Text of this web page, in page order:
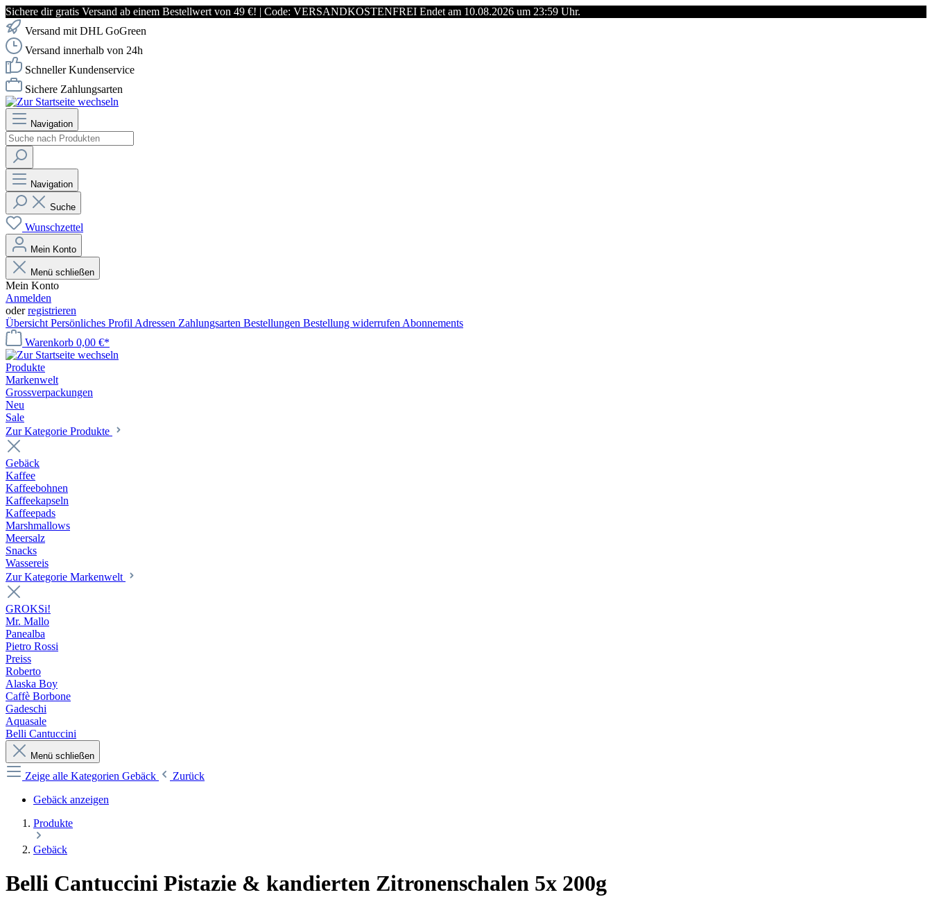
Sichere dir gratis Versand ab einem Bestellwert von 49 €! | Code: VERSANDKOSTENFREI Endet am 10.08.2026 um 23:59 Uhr.
Versand mit DHL GoGreen
Versand innerhalb von 24h
Schneller Kundenservice
Sichere Zahlungsarten
Navigation
Navigation
Suche
Wunschzettel
Mein Konto
Menü schließen
Mein Konto
Anmelden
oderregistrieren
Übersicht Persönliches Profil Adressen Zahlungsarten Bestellungen Bestellung widerrufen Abonnements
Warenkorb 0,00 €*
Produkte
Markenwelt
Grossverpackungen
Neu
Sale
Zur Kategorie Produkte
Gebäck
Kaffee
Kaffeebohnen
Kaffeekapseln
Kaffeepads
Marshmallows
Meersalz
Snacks
Wassereis
Zur Kategorie Markenwelt
GROKSi!
Mr. Mallo
Panealba
Pietro Rossi
Preiss
Roberto
Alaska Boy
Caffè Borbone
Gadeschi
Aquasale
Belli Cantuccini
Menü schließen
Zeige alle Kategorien Gebäck
Zurück
Gebäck anzeigen
Produkte
Gebäck
Belli Cantuccini Pistazie & kandierten Zitronenschalen 5x 200g